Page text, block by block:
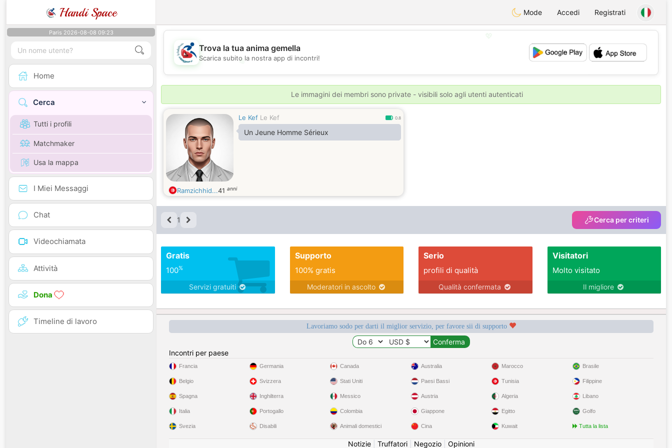
Handi Space Mode Accedi Registrati
Paris 2026-08-08 09:23
Home
Cerca
Tutti i profili
Matchmaker
Usa la mappa
I Miei Messaggi
Chat
Videochiamata
Attività
Dona
Timeline di lavoro
💖
💕
💕
Trova la tua anima gemella
Scarica subito la nostra app di incontri!
Le immagini dei membri sono private - visibili solo agli utenti autenticati
Le Kef Le Kef 0.8
Un Jeune Homme Sérieux
Ramzichhid...41 anni
1 Cerca per criteri
Gratis
100%
Servizi gratuiti
Supporto
100% gratis
Moderatori in ascolto
Serio
profili di qualità
Qualità confermata
Visitatori
Molto visitato
Il migliore
Lavoriamo sodo per darti il miglior servizio, per favore sii di supporto
Incontri per paese
Francia
Belgio
Spagna
Italia
Svezia
Germania
Svizzera
Inghilterra
Portogallo
Disabili
Canada
Stati Uniti
Messico
Colombia
Animali domestici
Australia
Paesi Bassi
Austria
Giappone
Cina
Marocco
Tunisia
Algeria
Egitto
Kuwait
Brasile
Filippine
Libano
Golfo
Tutta la lista
Notizie| Truffatori| Negozio| Opinioni